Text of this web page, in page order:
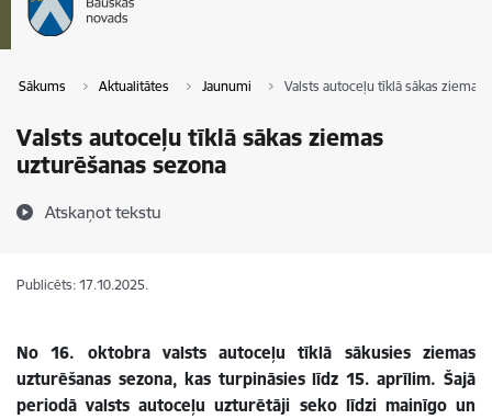
Sākums Aktualitātes Jaunumi Valsts autoceļu tīklā sākas ziemas
Valsts autoceļu tīklā sākas ziemas
uzturēšanas sezona
Atskaņot tekstu
Publicēts: 17.10.2025.
No 16. oktobra valsts autoceļu tīklā sākusies ziemas
uzturēšanas sezona, kas turpināsies līdz 15. aprīlim. Šajā
periodā valsts autoceļu uzturētāji seko līdzi mainīgo un